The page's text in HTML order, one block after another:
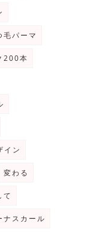
毛パーマ
200本
イン
変わる
て
ナスカール